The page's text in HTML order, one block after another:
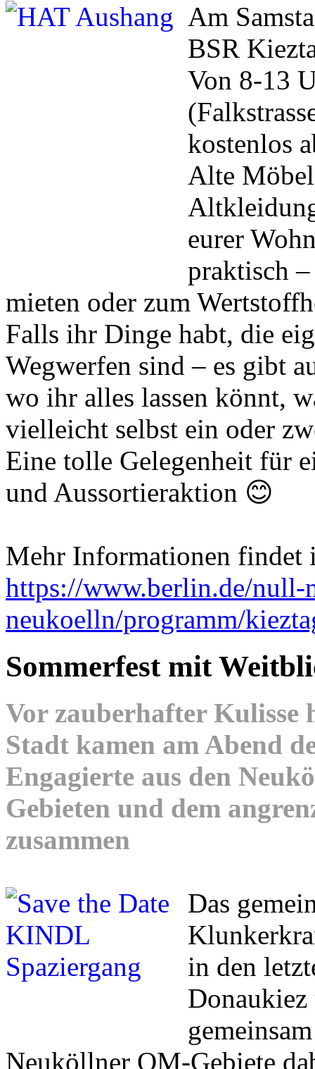
Am
BSR
Von 8-13
kostenlos
Alte
eurer
praktisch
mieten oder zum
Falls ihr Dinge habt, die
Wegwerfen sind – es gibt
wo ihr alles lassen könnt,
vielleicht selbst ein oder
Eine tolle Gelegenheit für
und Aussortieraktion 😊
Mehr Informationen findet
https://www.berlin.de/null-
neukoelln/programm/
Sommerfest mit
Vor zauberhafter Kulisse
Stadt kamen am Abend
Engagierte aus den
Gebieten und dem
zusammen
Das
in den
Neuköllner QM-Gebiete